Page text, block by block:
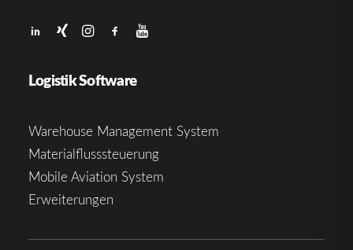
Logistik Software
Warehouse Management System
Materialflusssteuerung
Mobile Aviation System
Erweiterungen